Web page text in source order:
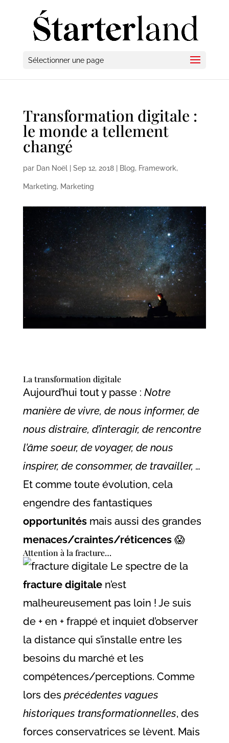
Sélectionner une page
Transformation digitale :
le monde a tellement
changé
par Dan Noël| Sep 12, 2018| Blog, Framework,
Marketing, Marketing
La transformation digitale
Aujourd’hui tout y passe : Notre
manière de vivre, de nous informer, de
nous distraire, d’interagir, de rencontre
l’âme soeur, de voyager, de nous
inspirer, de consommer, de travailler, …
Et comme toute évolution, cela
engendre des fantastiques
opportunitésmais aussi des grandes
menaces/craintes/réticences😱
Attention à la fracture…
Le spectre de la
fracture digitalen’est
malheureusement pas loin ! Je suis
de + en + frappé et inquiet d’observer
la distance qui s’installe entre les
besoins du marché et les
compétences/perceptions. Comme
lors des précédentes vagues
historiques transformationnelles, des
forces conservatrices se lèvent. Mais